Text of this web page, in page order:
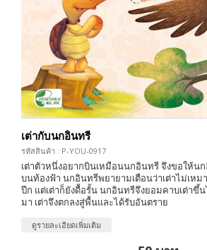
เต่ากับนกอินทรี
รหัสสินค้า : P-YOU-0917
เต่าตัวหนึ่งอยากบินเหมือนนกอินทรี จึงขอให้
บนท้องฟ้า นกอินทรีพยายามเตือนว่าเต่าไม่เหม
ปีก แต่เต่าก็ยังดื้อรั้น นกอินทรีจึงยอมคาบเต่าขึ้
มา เต่าจึงตกลงสู่พื้นและได้รับอันตราย
ดูรายละเอียดเพิ่มเติม